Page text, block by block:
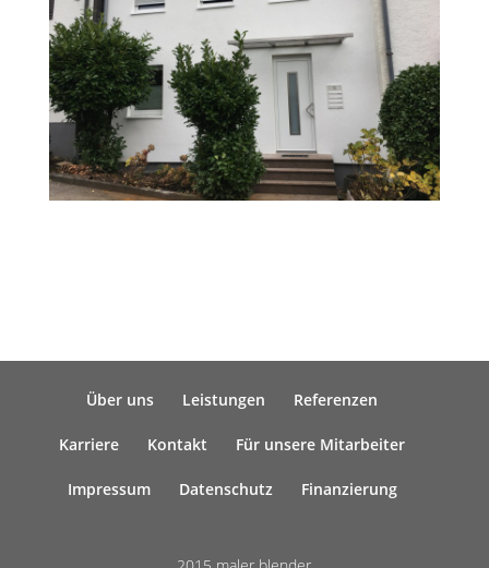
Über uns Leistungen Referenzen
Karriere Kontakt Für unsere Mitarbeiter
Impressum Datenschutz Finanzierung